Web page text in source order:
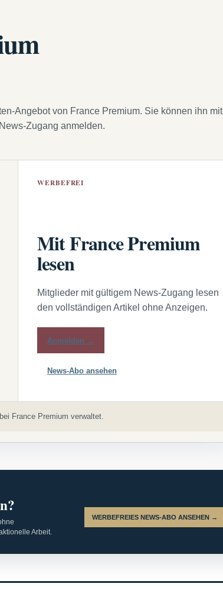
Angebot von France Premium. Sie können ihn mit
Zugang anmelden.
WERBEFREI
Mit France Premium
lesen
Mitglieder mit gültigem News-Zugang lesen
den vollständigen Artikel ohne Anzeigen.
Anmelden →
News-Abo ansehen
France Premium verwaltet.
Arbeit.
WERBEFREIES NEWS-ABO ANSEHEN →